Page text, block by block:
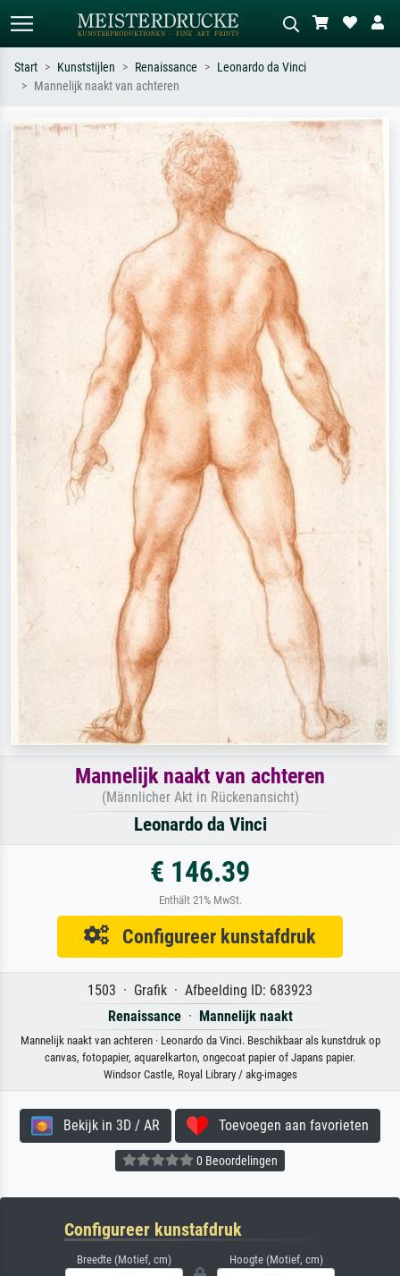
Zoek op kunstenaar, titel of stijl – bijv.
Monet, Sterrennacht, impressionisme,
Hokusai-golf, naakt.
Beschrijf de scène – bijv. groene
weide, abstract met veel rood, donker
olieverfschilderij, staand naakt naast
Start Kunststijlen Renaissance
Leonardo da Vinci
Mannelijk naakt van achteren
Mannelijk naakt van achteren
(Männlicher Akt in Rückenansicht)
Leonardo da Vinci
€ 146.39
Enthält 21% MwSt.
Configureer kunstafdruk
1503 · Grafik · Afbeelding ID: 683923
Renaissance· Mannelijk naakt
Mannelijk naakt van achteren · Leonardo da Vinci. Beschikbaar als kunstdruk op
canvas, fotopapier, aquarelkarton, ongecoat papier of Japans papier.
Windsor Castle, Royal Library / akg-images
Bekijk in 3D / AR Toevoegen aan favorieten
0 Beoordelingen
Configureer kunstafdruk
Breedte (Motief, cm) Hoogte (Motief, cm)